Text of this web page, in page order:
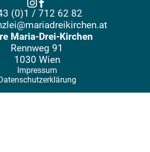
(0)1 / 712 62 82
Maria-Drei-Kirchen
Rennweg 91
1030 Wien
Impressum